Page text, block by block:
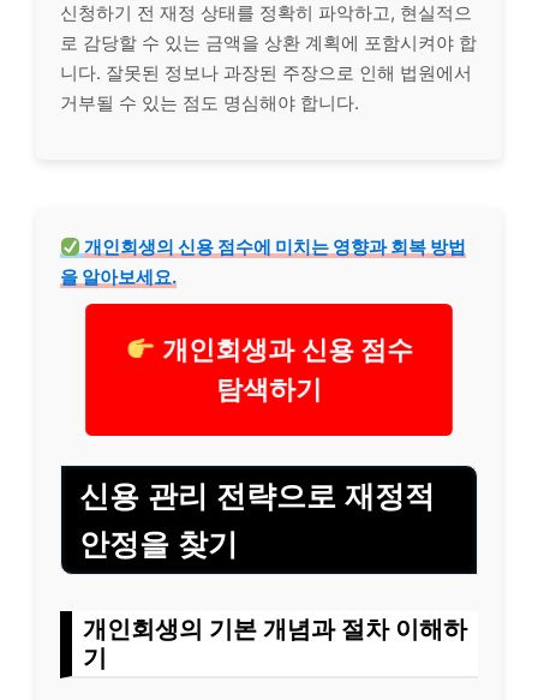
신청하기 전 재정 상태를 정확히 파악하고, 현실적으
로 감당할 수 있는 금액을 상환 계획에 포함시켜야 합
니다. 잘못된 정보나 과장된 주장으로 인해 법원에서
거부될 수 있는 점도 명심해야 합니다.
개인회생의 신용 점수에 미치는 영향과 회복 방법
을 알아보세요.
개인회생과 신용 점수
탐색하기
신용 관리 전략으로 재정적
안정을 찾기
개인회생의 기본 개념과 절차 이해하
기